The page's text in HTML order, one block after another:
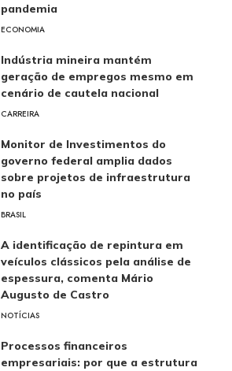
pandemia
ECONOMIA
Indústria mineira mantém
geração de empregos mesmo em
cenário de cautela nacional
CARREIRA
Monitor de Investimentos do
governo federal amplia dados
sobre projetos de infraestrutura
no país
BRASIL
A identificação de repintura em
veículos clássicos pela análise de
espessura, comenta Mário
Augusto de Castro
NOTÍCIAS
Processos financeiros
empresariais: por que a estrutura